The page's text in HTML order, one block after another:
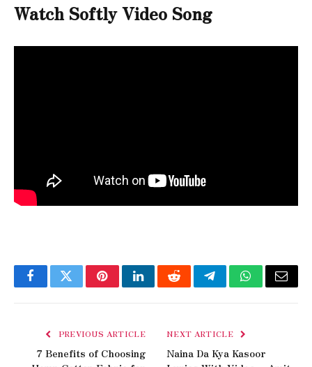
Watch SoftlyVideo Song
FacebookTwitterPinterestLinkedInRedditTelegramWhatsApp
Email
PREVIOUS ARTICLE
7 Benefits of Choosing
NEXT ARTICLE
Naina Da Kya Kasoor